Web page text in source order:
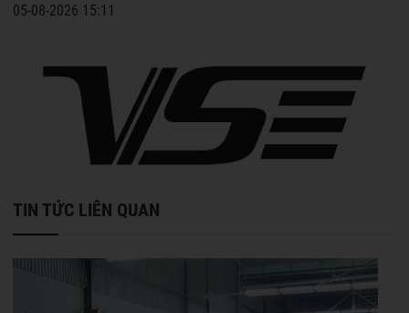
05-08-2026 15:11
TIN TỨC LIÊN QUAN